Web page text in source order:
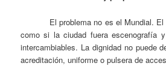
El problema no es el Mundial.
como si la ciudad fuera escenografía
intercambiables. La dignidad no puede
acreditación, uniforme o pulsera de